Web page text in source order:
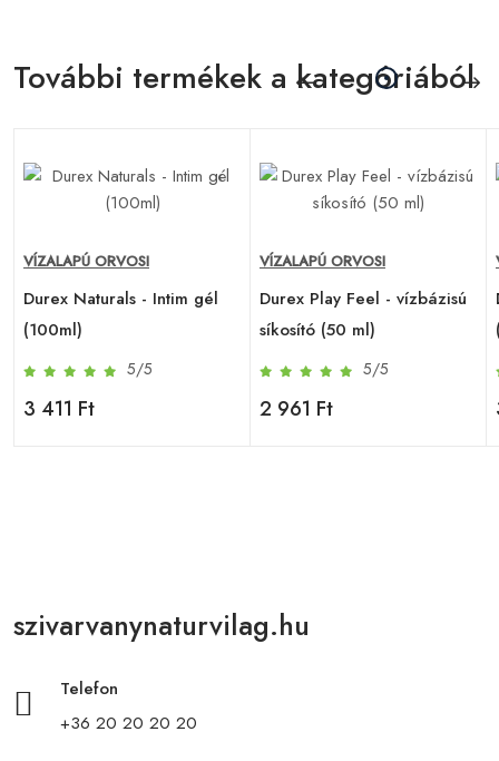
További termékek a kategóriából
VÍZALAPÚ ORVOSI
Durex Naturals - Intim gél
(100ml)
5/5
3 411 Ft
VÍZALAPÚ ORVOSI
Durex Play Feel - vízbázisú
síkosító (50 ml)
5/5
2 961 Ft
szivarvanynaturvilag.hu
Telefon
+36 20 20 20 20